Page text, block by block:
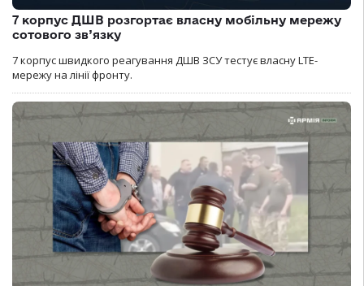
7 корпус ДШВ розгортає власну мобільну мережу
сотового зв’язку
7 корпус швидкого реагування ДШВ ЗСУ тестує власну LTE-
мережу на лінії фронту.